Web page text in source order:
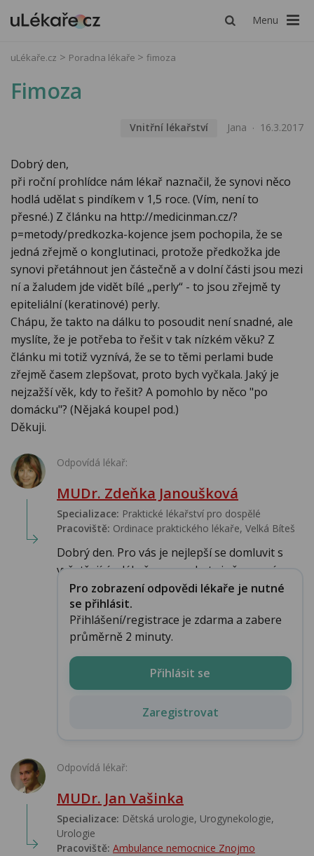
Menu
uLékaře.cz Poradna lékaře fimoza
Fimoza
Vnitřní lékařství Jana 16.3.2017
Dobrý den,
při roční prohlídce nám lékař naznačil, že synovi něco
hodlá udělat s pindíkem v 1,5 roce. (Vím, není to
přesné.) Z článku na http://medicinman.cz/?
p=metody/predkozka-kojence jsem pochopila, že se
jedná zřejmě o konglutinaci, protože předkožka jde
synovi přetáhnout jen částečně a v dolní části jsou mezi
ní a žaludem jde vidět bílé „perly“ - to jsou zřejmě ty
epiteliální (keratinové) perly.
Chápu, že takto na dálku to posoudit není snadné, ale
myslíte, že je potřeba to řešit v tak nízkém věku? Z
článku mi totiž vyznívá, že se to těmi perlami bude
zřejmě časem zlepšovat, proto bych vyčkala. Jaký je
nejzažší věk, kdy to řešit? A pomohlo by něco "po
domácku"? (Nějaká koupel pod.)
Děkuji.
Odpovídá lékař:
MUDr. Zdeňka Janoušková
Specializace: Praktické lékařství pro dospělé
Pracoviště: Ordinace praktického lékaře, Velká Bíteš
Dobrý den. Pro vás je nejlepší se domluvit s
vyšetřujícím lékařem a nechat si vše na mís...
Pro zobrazení odpovědi lékaře je nutné
se přihlásit.
Přihlášení/registrace je zdarma a zabere
průměrně 2 minuty.
Přihlásit se
Zaregistrovat
Odpovídá lékař:
MUDr. Jan Vašinka
Specializace: Dětská urologie, Urogynekologie,
Urologie‎
Pracoviště: Ambulance nemocnice Znojmo